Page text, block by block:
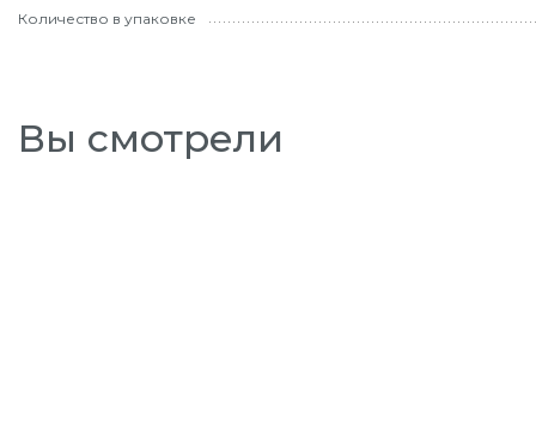
Количество в упаковке
Вы смотрели